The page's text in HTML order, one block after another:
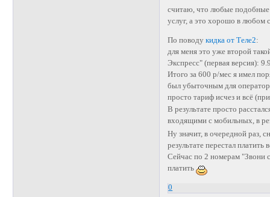
считаю, что любые подобные
услуг, а это хорошо в любом
По поводукидка от Теле2:
для меня это уже второй
Экспресс" (первая версия):
Итого за 600 р/мес я имел
был убыточным для
просто тариф исчез и всё
В результате просто
входящими с мобильных, в
Ну значит, в очередной раз,
результате перестал платить
Сейчас по 2 номерам "Звони
платить
0